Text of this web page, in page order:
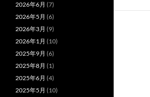
2026年6月 (7)
2026年5月 (6)
2026年3月 (9)
2026年1月 (10)
2025年9月 (6)
2025年8月 (1)
2025年6月 (4)
2025年5月 (10)